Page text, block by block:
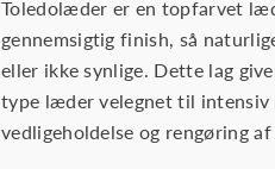
Toledolæder er en topfarvet
gennemsigtig finish, så
eller ikke synlige. Dette lag
type læder velegnet til intensiv
vedligeholdelse og rengøring